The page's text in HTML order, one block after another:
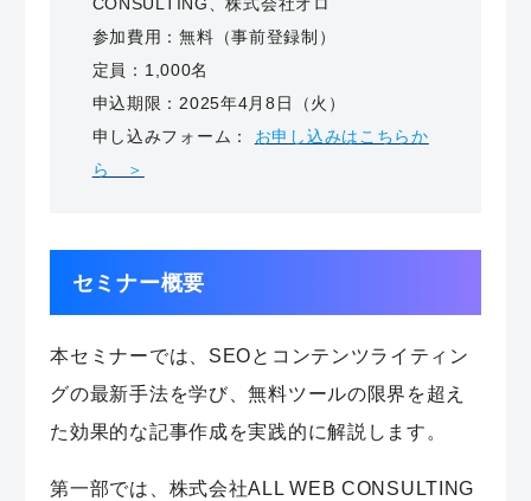
CONSULTING、株式会社オロ
参加費用：無料（事前登録制）
定員： 1,000名
申込期限：2025年4月8日（火）
申し込みフォーム： お申し込みはこちらか
ら ＞
セミナー概要
本セミナーでは、SEOとコンテンツライティン
グの最新手法を学び、無料ツールの限界を超え
た効果的な記事作成を実践的に解説します。
第一部では、株式会社ALL WEB CONSULTING